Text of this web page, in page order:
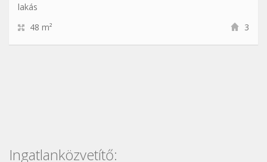
lakás
48 m²
3
Ingatlanközvetítő: